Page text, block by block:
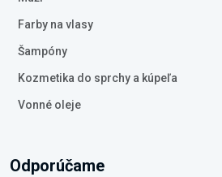
Farby na vlasy
Šampóny
Kozmetika do sprchy a kúpeľa
Vonné oleje
Odporúčame